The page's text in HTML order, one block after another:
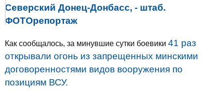
Северский Донец-Донбасс, - штаб.
ФОТОрепортаж
Как сообщалось, за минувшие сутки боевики 41 раз
открывали огонь из запрещенных минскими
договоренностями видов вооружения по
позициям ВСУ.